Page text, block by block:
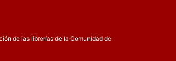
de las librerías de la Comunidad de